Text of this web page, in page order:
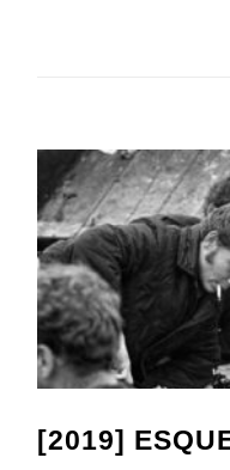
[2019]